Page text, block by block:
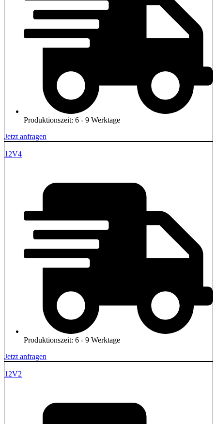
Produktionszeit: 6 - 9 Werktage
Jetzt anfragen
12V4
Produktionszeit: 6 - 9 Werktage
Jetzt anfragen
12V2